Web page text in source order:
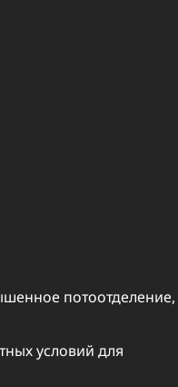
потоотделение,
условий для